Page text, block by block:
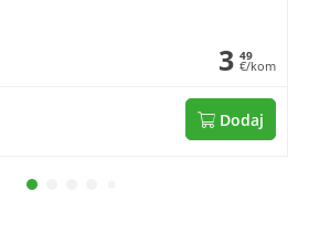
3 49
€/kom
Dodaj